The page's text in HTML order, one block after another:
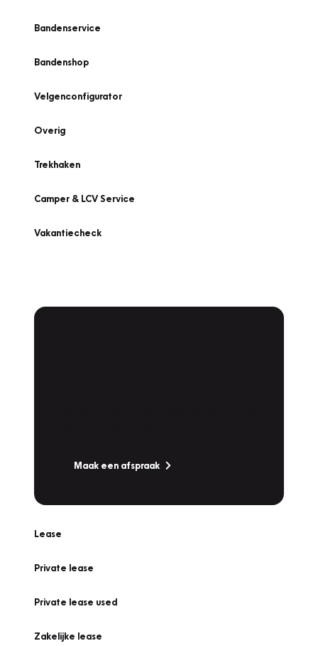
Bandenservice
Bandenshop
Velgenconfigurator
Overig
Trekhaken
Camper & LCV Service
Vakantiecheck
Maak een afspraak
Lease
Private lease
Private lease used
Zakelijke lease